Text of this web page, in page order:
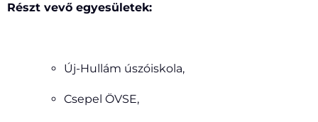
Részt vevő egyesületek:
Új-Hullám úszóiskola,
Csepel ÖVSE,